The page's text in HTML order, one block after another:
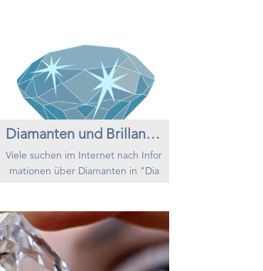
Investor von offensichtlichem Inter
esse. In diesem Bereich sind sowo
hl grundsätzliche als auch aktuelle
Mechanismen wirksam. Anlagedi
amanten f...
Diamanten und Brillanten
Viele suchen im Internet nach Infor
mationen über Diamanten in "Dia
nen noch mehr zu verwirren. Hier f
ühre ich das wichtigste zusammen,
damit Sie bei der Wahl eines Diam
antenkaufs, sei es als Schmuck, Gl